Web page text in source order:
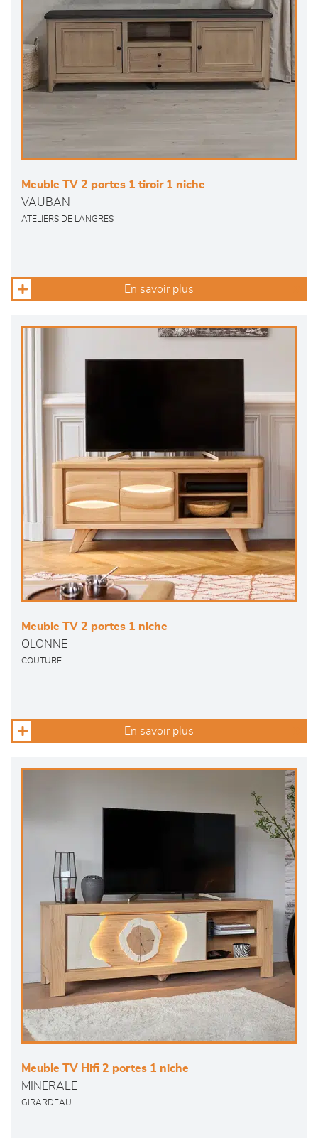
Meuble TV 2 portes 1 tiroir 1 niche
VAUBAN
ATELIERS DE LANGRES
En savoir plus
Meuble TV 2 portes 1 niche
OLONNE
COUTURE
En savoir plus
Meuble TV Hifi 2 portes 1 niche
MINERALE
GIRARDEAU